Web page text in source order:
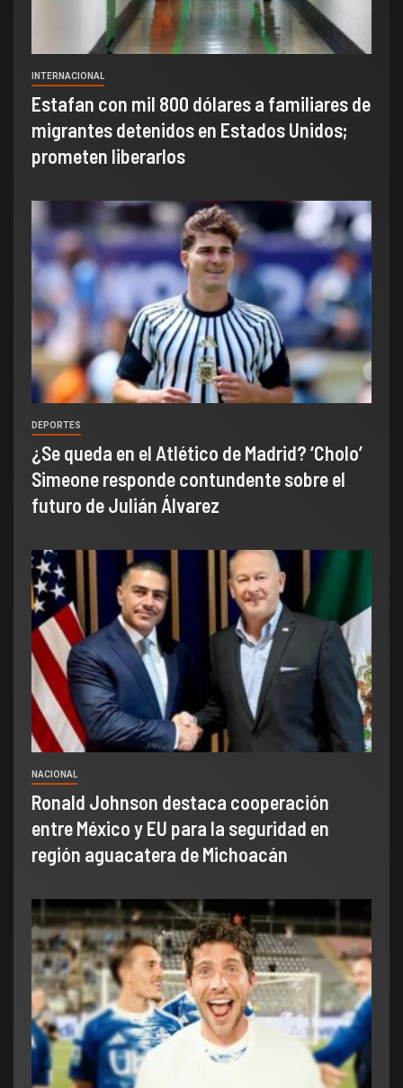
INTERNACIONAL
Estafan con mil 800 dólares a familiares de
migrantes detenidos en Estados Unidos;
prometen liberarlos
DEPORTES
¿Se queda en el Atlético de Madrid? ‘Cholo’
Simeone responde contundente sobre el
futuro de Julián Álvarez
NACIONAL
Ronald Johnson destaca cooperación
entre México y EU para la seguridad en
región aguacatera de Michoacán